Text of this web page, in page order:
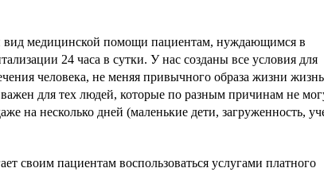
вид медицинской помощи пациентам, нуждающимся в
24 часа в сутки. У нас созданы все условия для
человека, не меняя привычного образа жизни
для тех людей, которые по разным причинам не
на несколько дней (маленькие дети, загруженность,
своим пациентам воспользоваться услугами платного